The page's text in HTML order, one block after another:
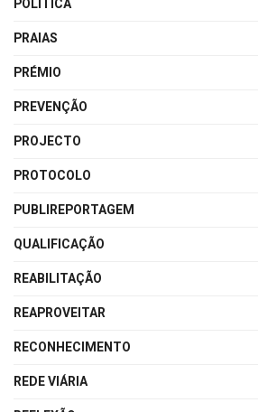
POLÍTICA
PRAIAS
PRÉMIO
PREVENÇÃO
PROJECTO
PROTOCOLO
PUBLIREPORTAGEM
QUALIFICAÇÃO
REABILITAÇÃO
REAPROVEITAR
RECONHECIMENTO
REDE VIÁRIA